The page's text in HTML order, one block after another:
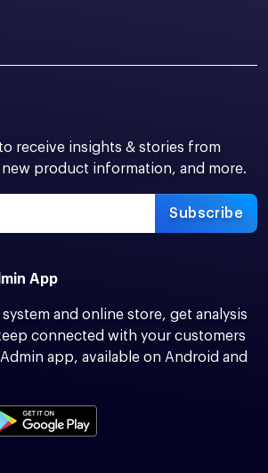
receive insights & stories from
product information, and more.
Subscribe
App
system and online store, get analysis
connected with your customers
app, available on Android and